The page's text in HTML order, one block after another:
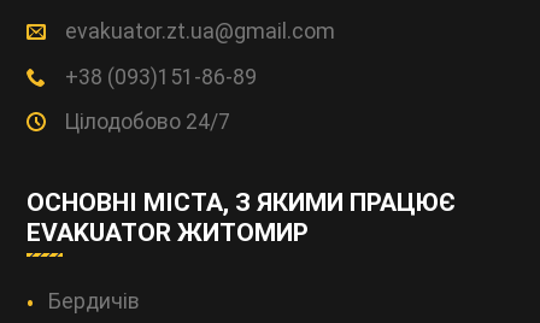
evakuator.zt.ua@gmail.com
+38 (093)151-86-89
Цілодобово 24/7
ОСНОВНІ МІСТА, З ЯКИМИ ПРАЦЮЄ
EVAKUATOR ЖИТОМИР
Бердичів